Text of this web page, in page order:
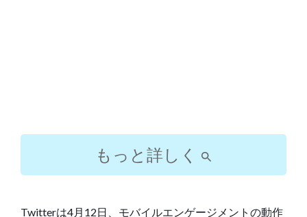
もっと詳しく
Twitterは4月12日、モバイルエンゲージメントの動作